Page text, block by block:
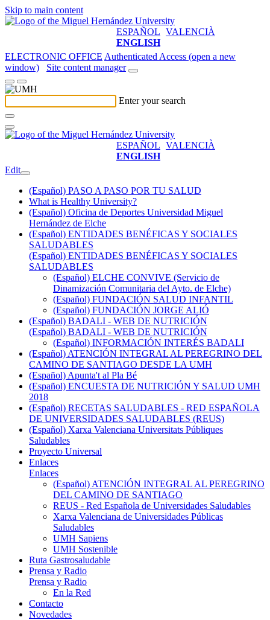
Skip to main content
ESPAÑOL VALENCIÀ
ENGLISH
ELECTRONIC OFFICE Authenticated Access (open a new
window)
Site content manager
Enter your search
ESPAÑOL VALENCIÀ
ENGLISH
Edit
(Español) PASO A PASO POR TU SALUD
What is Healthy University?
(Español) Oficina de Deportes Universidad Miguel
Hernández de Elche
(Español) ENTIDADES BENÉFICAS Y SOCIALES
SALUDABLES
(Español) ENTIDADES BENÉFICAS Y SOCIALES
SALUDABLES
(Español) ELCHE CONVIVE (Servicio de
Dinamización Comunitaria del Ayto. de Elche)
(Español) FUNDACIÓN SALUD INFANTIL
(Español) FUNDACIÓN JORGE ALIÓ
(Español) BADALI - WEB DE NUTRICIÓN
(Español) BADALI - WEB DE NUTRICIÓN
(Español) INFORMACIÓN INTERÉS BADALI
(Español) ATENCIÓN INTEGRAL AL PEREGRINO DEL
CAMINO DE SANTIAGO DESDE LA UMH
(Español) Apunta't al Pla Bé
(Español) ENCUESTA DE NUTRICIÓN Y SALUD UMH
2018
(Español) RECETAS SALUDABLES - RED ESPAÑOLA
DE UNIVERSIDADES SALUDABLES (REUS)
(Español) Xarxa Valenciana Universitats Públiques
Saludables
Proyecto Universal
Enlaces
Enlaces
(Español) ATENCIÓN INTEGRAL AL PEREGRINO
DEL CAMINO DE SANTIAGO
REUS - Red Española de Universidades Saludables
Xarxa Valenciana de Universidades Públicas
Saludables
UMH Sapiens
UMH Sostenible
Ruta Gastrosaludable
Prensa y Radio
Prensa y Radio
En la Red
Contacto
Novedades